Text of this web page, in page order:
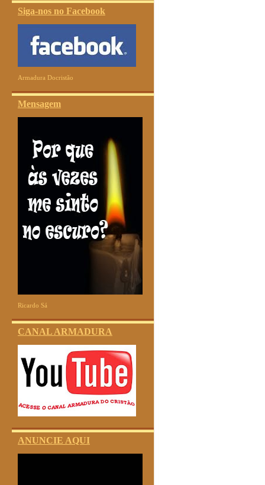
Siga-nos no Facebook
Armadura Docristão
Mensagem
Ricardo Sá
CANAL ARMADURA
ANUNCIE AQUI